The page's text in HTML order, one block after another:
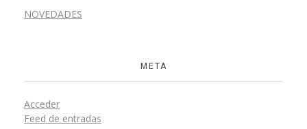
NOVEDADES
META
Acceder
Feed de entradas